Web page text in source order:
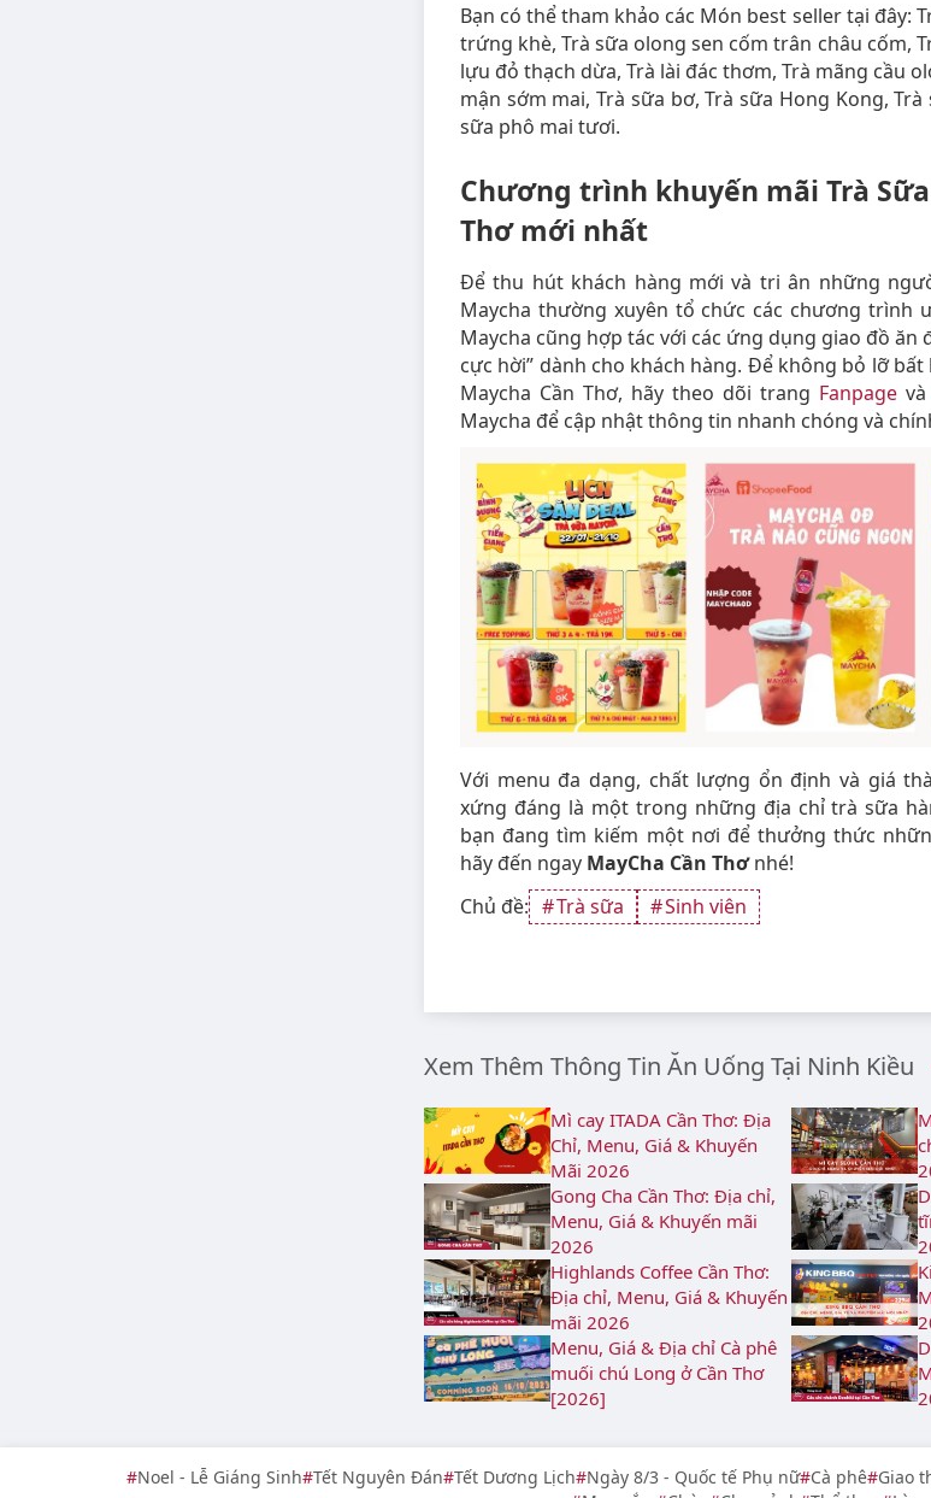
Bạn có thể tham khảo các Món best seller tại đây:
trứng khè, Trà sữa olong sen cốm trân châu cốm,
lựu đỏ thạch dừa, Trà lài đác thơm, Trà mãng cầu
mận sớm mai, Trà sữa bơ, Trà sữa Hong Kong,
sữa phô mai tươi.
Chương trình khuyến mãi Trà
Thơ mới nhất
Để thu hút khách hàng mới và tri ân những
Maycha thường xuyên tổ chức các chương trình
Maycha cũng hợp tác với các ứng dụng giao đồ ăn
cực hời” dành cho khách hàng. Để không bỏ lỡ
Maycha Cần Thơ, hãy theo dõi trang Fanpage và
Maycha để cập nhật thông tin nhanh chóng và
Với menu đa dạng, chất lượng ổn định và giá
xứng đáng là một trong những địa chỉ trà sữa
bạn đang tìm kiếm một nơi để thưởng thức
hãy đến ngay MayCha Cần Thơnhé!
Chủ đề:
Trà sữa Sinh viên
Xem Thêm Thông Tin Ăn Uống Tại Ninh Kiều
Mì cay ITADA Cần Thơ: Địa
Chỉ, Menu, Giá & Khuyến
Mãi 2026
Gong Cha Cần Thơ: Địa chỉ,
Menu, Giá & Khuyến mãi
2026
Highlands Coffee Cần Thơ:
Địa chỉ, Menu, Giá & Khuyến
mãi 2026
Menu, Giá & Địa chỉ Cà phê
muối chú Long ở Cần Thơ
[2026]
Noel - Lễ Giáng Sinh Tết Nguyên Đán Tết Dương Lịch Ngày 8/3 - Quốc tế Phụ nữ Cà phê Giao